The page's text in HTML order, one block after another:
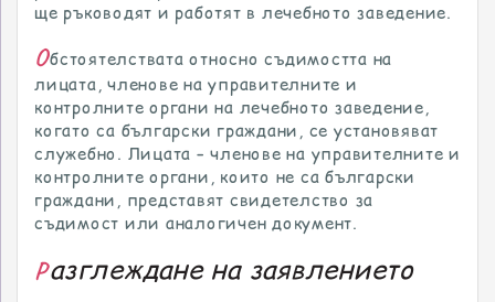
ще ръководят и работят в лечебното заведение.
Обстоятелствата относно съдимостта на
лицата, членове на управителните и
контролните органи на лечебното заведение,
когато са български граждани, се установяват
служебно. Лицата – членове на управителните и
контролните органи, които не са български
граждани, представят свидетелство за
съдимост или аналогичен документ.
Разглеждане на заявлението